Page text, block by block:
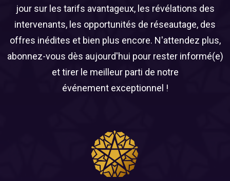
jour sur les tarifs avantageux, les révélations des
intervenants, les opportunités de réseautage, des
offres inédites et bien plus encore. N'attendez plus,
abonnez-vous dès aujourd'hui pour rester informé(e)
et tirer le meilleur parti de notre
événement exceptionnel !